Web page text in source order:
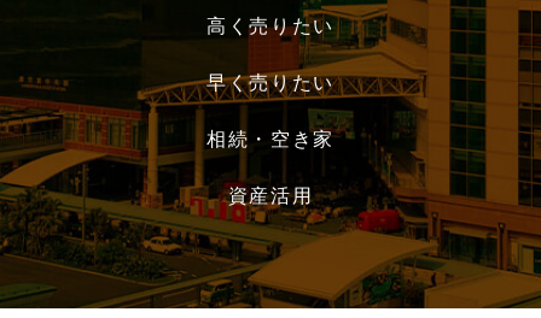
高く売りたい
早く売りたい
相続・空き家
資産活用